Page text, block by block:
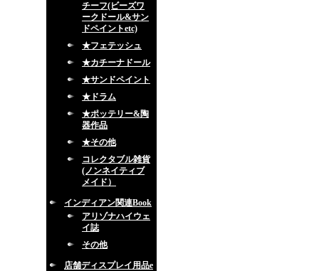
チーフ(ビーズワ
ークドール&サン
ドペイントetc)
★フェテッシュ
★カチーナドール
★サンドペイント
★ドラム
★ポッテリー&陶
器作品
★その他
コレクタブル雑貨
(ノンネイティブ
メイド）
インディアン関連Book
アリゾナハイウェ
イ誌
その他
店舗ディスプレイ用品e